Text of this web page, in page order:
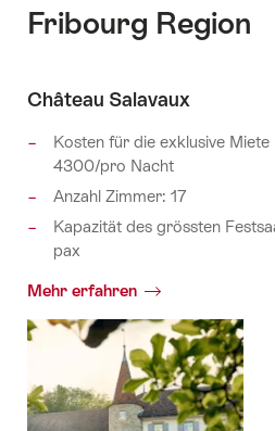
Fribourg Region
Château Salavaux
Kosten für die exklusive
4300/pro Nacht
Anzahl Zimmer: 17
Kapazität des grössten
pax
Mehr erfahren